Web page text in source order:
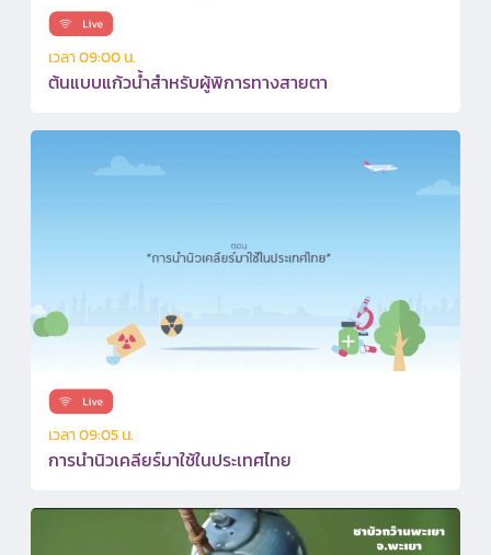
เวลา 09:00 น.
ต้นแบบแก้วน้ำสำหรับผู้พิการทางสายตา
เวลา 09:05 น.
การนำนิวเคลียร์มาใช้ในประเทศไทย